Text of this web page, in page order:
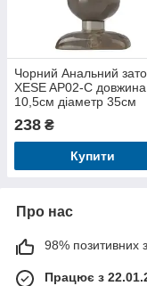
Чорний Анальний
XESE AP02-C довжина
10,5см діаметр 35см
238 ₴
Купити
Про нас
98% позитивних
Працює з